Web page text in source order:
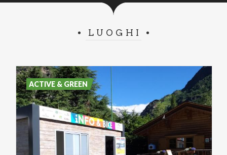
LUOGHI
ACTIVE & GREEN